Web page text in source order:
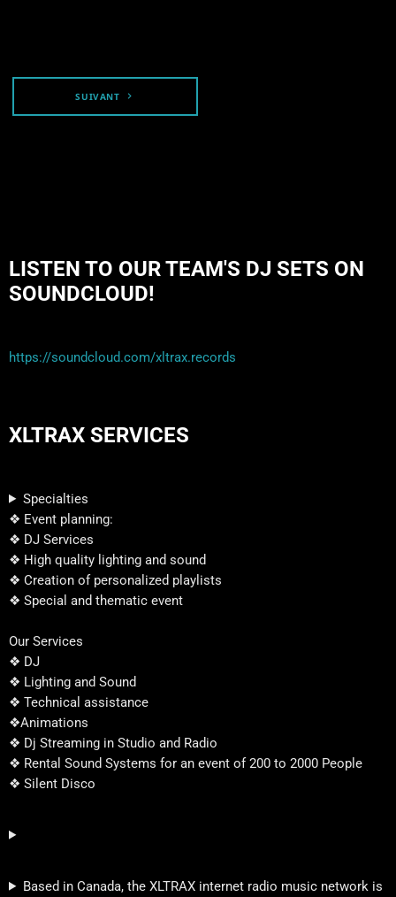
SUIVANT navigate_next
LISTEN TO OUR TEAM'S DJ SETS ON
SOUNDCLOUD!
https://soundcloud.com/xltrax.records
XLTRAX SERVICES
Specialties
❖ Event planning:
❖ DJ Services
❖ High quality lighting and sound
❖ Creation of personalized playlists
❖ Special and thematic event
Our Services
❖ DJ
❖ Lighting and Sound
❖ Technical assistance
❖Animations
❖ Dj Streaming in Studio and Radio
❖ Rental Sound Systems for an event of 200 to 2000 People
❖ Silent Disco
Based in Canada, the XLTRAX internet radio music network is